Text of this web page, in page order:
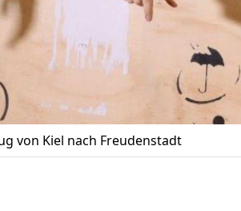
von Kiel nach Freudenstadt